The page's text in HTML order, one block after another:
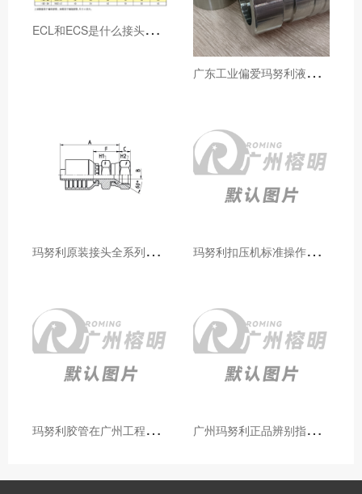
E
CL和ECS是什么接头，用于什么胶管或管件
广
东工业偏爱玛努利液压产品的五大原因（代理深度分析）
玛
努利原装接头全系列型号解析：广州客户选型必备指南 玛
努利扣压机标准操作流程：广州代理手把手教学（新手也能学会）
玛
努利胶管在广州工程机械领域的应用案例与效果分析 广
州玛努利正品辨别指南：如何区分原装 Manuli 胶管 / 接头 / 扣压机（代理专业版）